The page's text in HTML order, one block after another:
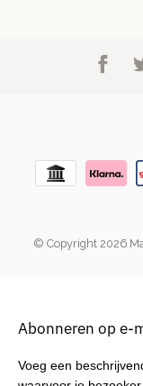
© Copyright 2026
Abonneren op e-
Voeg een